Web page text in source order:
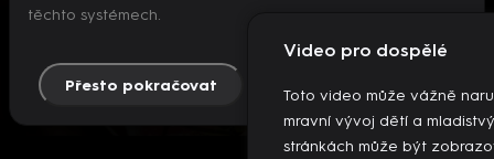
Video pro dospělé
Toto video může vážně
mravní vývoj dětí a
stránkách může být
těchto systémech.
Přesto pokračovat